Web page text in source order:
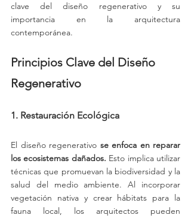
clave del diseño regenerativo y su
importancia en la arquitectura
contemporánea.
Principios Clave del Diseño
Regenerativo
1. Restauración Ecológica
El diseño regenerativo se enfoca en reparar
los ecosistemas dañados. Esto implica utilizar
técnicas que promuevan la biodiversidad y la
salud del medio ambiente. Al incorporar
vegetación nativa y crear hábitats para la
fauna local, los arquitectos pueden